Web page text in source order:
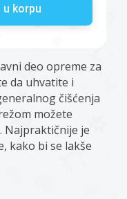
u korpu
deo opreme za
da uhvatite i
čišćenja
možete
Najpraktičnije je
kako bi se lakše